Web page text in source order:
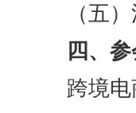
（五
四、
跨境